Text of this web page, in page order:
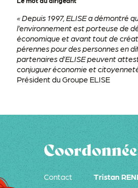
« Depuis 1997, ELISE a démontré
l’environnement est porteuse de
économique et avant tout de
pérennes pour des personnes en
partenaires d’ELISE peuvent
conjuguer économie et
Président du Groupe ELISE
Contact
Tristan